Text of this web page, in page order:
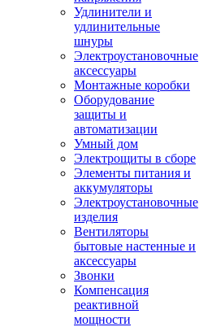
Удлинители и
удлинительные
шнуры
Электроустановочные
аксессуары
Монтажные коробки
Оборудование
защиты и
автоматизации
Умный дом
Электрощиты в сборе
Элементы питания и
аккумуляторы
Электроустановочные
изделия
Вентиляторы
бытовые настенные и
аксессуары
Звонки
Компенсация
реактивной
мощности